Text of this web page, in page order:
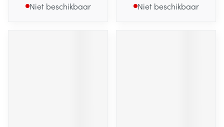
Niet beschikbaar Niet beschikbaar